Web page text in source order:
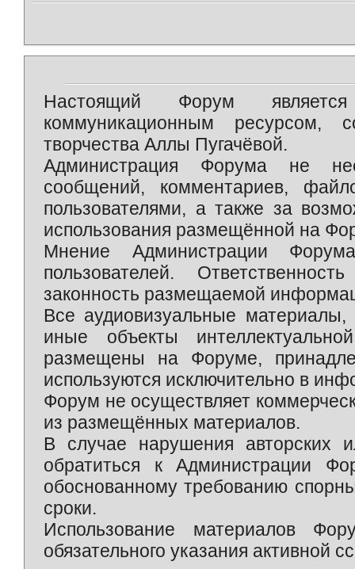
Настоящий Форум является
коммуникационным ресурсом,
творчества Аллы Пугачёвой.
Администрация Форума не
сообщений, комментариев,
пользователями, а также за
использования размещённой на
Мнение Администрации
пользователей.
законность размещаемой
Все аудиовизуальные
иные объекты
размещены на Форуме,
используются исключительно в
Форум не осуществляет
из размещённых материалов.
В случае нарушения авторских
обратиться к Администрации
обоснованному требованию
сроки.
Использование материалов
обязательного указания активной